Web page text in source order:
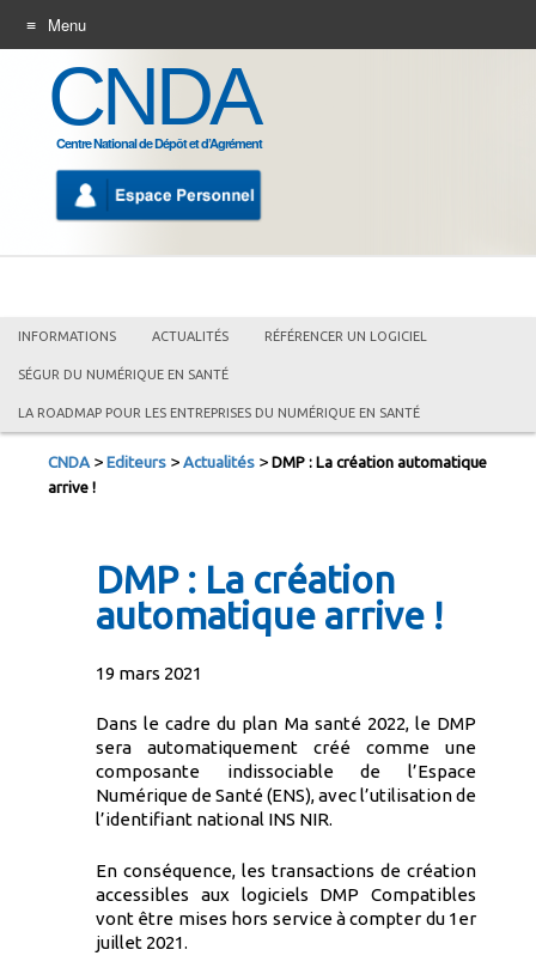
Menu
CONTENU
CNDA
Centre National de Dépôt et d’Agrément
INFORMATIONS ACTUALITÉS RÉFÉRENCER UN LOGICIEL
SÉGUR DU NUMÉRIQUE EN SANTÉ
LA ROADMAP POUR LES ENTREPRISES DU NUMÉRIQUE EN SANTÉ
CNDA > Editeurs > Actualités > DMP : La création automatique
arrive !
DMP : La création
automatique arrive !
19 mars 2021
Dans le cadre du plan Ma santé 2022, le DMP
sera automatiquement créé comme une
composante indissociable de l’Espace
Numérique de Santé (ENS), avec l’utilisation de
l’identifiant national INS NIR.
En conséquence, les transactions de création
accessibles aux logiciels DMP Compatibles
vont être mises hors service à compter du 1er
juillet 2021.